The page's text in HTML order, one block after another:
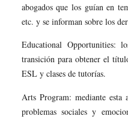
abogados que los guían en
etc. y se informan sobre los
Educational Opportunities:
transición para obtener el
ESL y clases de tutorías.
Arts Program: mediante esta
problemas sociales y